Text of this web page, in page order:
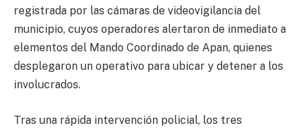
registrada por las cámaras de videovigilancia del
municipio, cuyos operadores alertaron de inmediato a
elementos del Mando Coordinado de Apan, quienes
desplegaron un operativo para ubicar y detener a los
involucrados.
Tras una rápida intervención policial, los tres